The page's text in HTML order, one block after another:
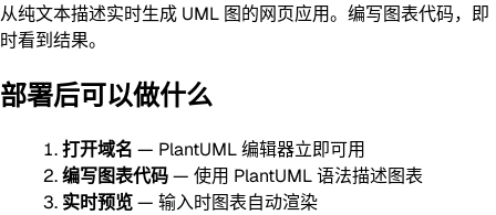
从纯文本描述实时生成 UML 图的网页应用。编写图表代码，即
时看到结果。
部署后可以做什么
打开域名 — PlantUML 编辑器立即可用
编写图表代码— 使用 PlantUML 语法描述图表
实时预览— 输入时图表自动渲染